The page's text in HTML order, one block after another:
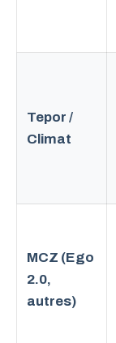
Tepor /
Climat
MCZ (Ego
2.0,
autres)